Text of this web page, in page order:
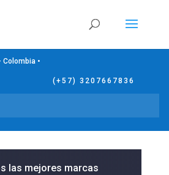
•
(+57) 3207667836
las mejores marcas